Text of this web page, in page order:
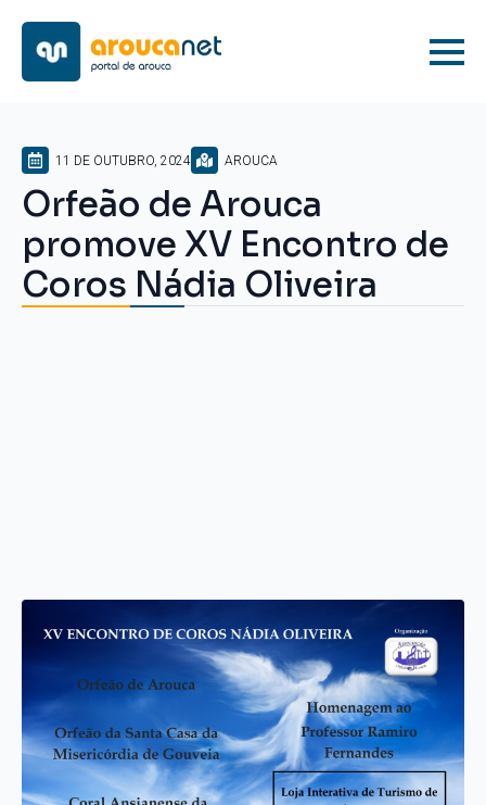
11 DE OUTUBRO, 2024 AROUCA
Orfeão de Arouca
promove XV Encontro de
Coros Nádia Oliveira